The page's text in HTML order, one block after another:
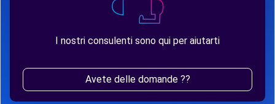
I nostri consulenti sono qui per aiutarti
Avete delle domande ??